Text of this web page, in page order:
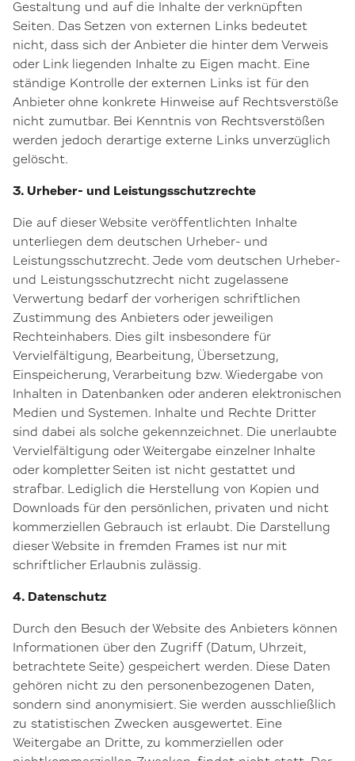
Gestaltung und auf die Inhalte der verknüpften
Seiten. Das Setzen von externen Links bedeutet
nicht, dass sich der Anbieter die hinter dem Verweis
oder Link liegenden Inhalte zu Eigen macht. Eine
ständige Kontrolle der externen Links ist für den
Anbieter ohne konkrete Hinweise auf Rechtsverstöße
nicht zumutbar. Bei Kenntnis von Rechtsverstößen
werden jedoch derartige externe Links unverzüglich
gelöscht.
3. Urheber- und Leistungsschutzrechte
Die auf dieser Website veröffentlichten Inhalte
unterliegen dem deutschen Urheber- und
Leistungsschutzrecht. Jede vom deutschen Urheber-
und Leistungsschutzrecht nicht zugelassene
Verwertung bedarf der vorherigen schriftlichen
Zustimmung des Anbieters oder jeweiligen
Rechteinhabers. Dies gilt insbesondere für
Vervielfältigung, Bearbeitung, Übersetzung,
Einspeicherung, Verarbeitung bzw. Wiedergabe von
Inhalten in Datenbanken oder anderen elektronischen
Medien und Systemen. Inhalte und Rechte Dritter
sind dabei als solche gekennzeichnet. Die unerlaubte
Vervielfältigung oder Weitergabe einzelner Inhalte
oder kompletter Seiten ist nicht gestattet und
strafbar. Lediglich die Herstellung von Kopien und
Downloads für den persönlichen, privaten und nicht
kommerziellen Gebrauch ist erlaubt. Die Darstellung
dieser Website in fremden Frames ist nur mit
schriftlicher Erlaubnis zulässig.
4. Datenschutz
Durch den Besuch der Website des Anbieters können
Informationen über den Zugriff (Datum, Uhrzeit,
betrachtete Seite) gespeichert werden. Diese Daten
gehören nicht zu den personenbezogenen Daten,
sondern sind anonymisiert. Sie werden ausschließlich
zu statistischen Zwecken ausgewertet. Eine
Weitergabe an Dritte, zu kommerziellen oder